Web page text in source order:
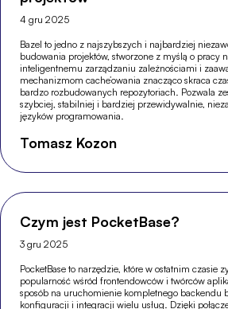
4 gru 2025
Bazel to jedno z najszybszych i najbardziej
budowania projektów, stworzone z myślą o pracy
inteligentnemu zarządzaniu zależnościami i
mechanizmom cache’owania znacząco skraca
bardzo rozbudowanych repozytoriach. Pozwala
szybciej, stabilniej i bardziej przewidywalnie,
języków programowania.
Tomasz Kozon
Czym jest PocketBase?
3 gru 2025
PocketBase to narzędzie, które w ostatnim czasie
popularność wśród frontendowców i twórców
sposób na uruchomienie kompletnego backendu
konfiguracji i integracji wielu usług. Dzięki